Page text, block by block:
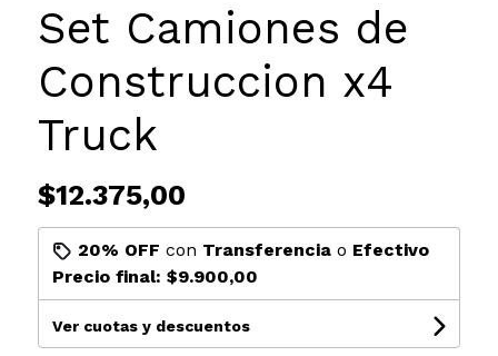
Set Camiones de
Construccion x4
Truck
$12.375,00
20% OFF con Transferenciao Efectivo
Precio final: $9.900,00
Ver cuotas y descuentos